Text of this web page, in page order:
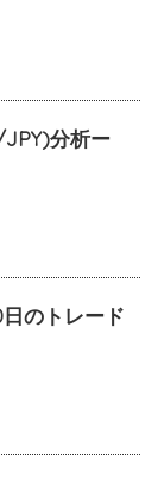
分析ー
日のトレード